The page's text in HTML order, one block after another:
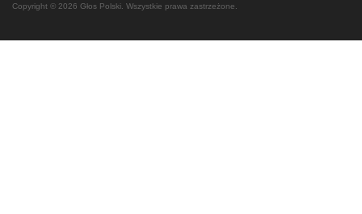
Copyright © 2026 Głos Polski. Wszystkie prawa zastrzeżone.